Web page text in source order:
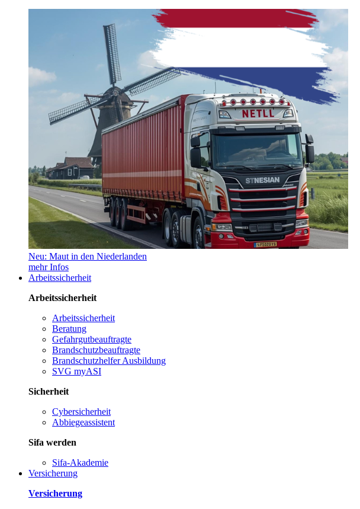
Neu: Maut in den Niederlanden
mehr Infos
Arbeitssicherheit
Arbeitssicherheit
Arbeitssicherheit
Beratung
Gefahrgutbeauftragte
Brandschutzbeauftragte
Brandschutzhelfer Ausbildung
SVG myASI
Sicherheit
Cybersicherheit
Abbiegeassistent
Sifa werden
Sifa-Akademie
Versicherung
Versicherung